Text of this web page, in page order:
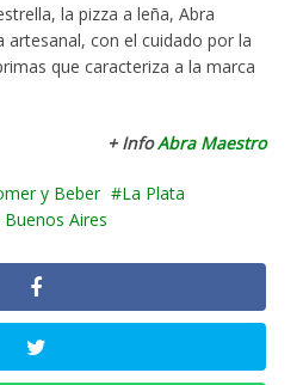
la pizza a leña, Abra
artesanal, con el cuidado por la
que caracteriza a la marca
+ InfoAbra Maestro
y Beber
La Plata
Aires